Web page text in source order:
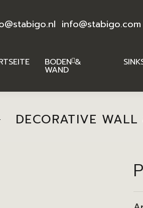
info@stabigo.com
BODEN &
WAND
DECORATIVE